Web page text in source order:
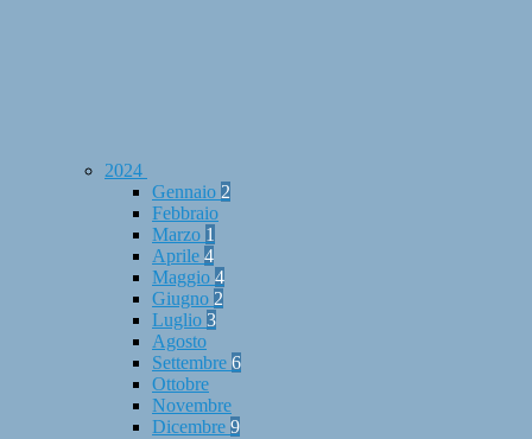
2024
Gennaio 2
Febbraio
Marzo 1
Aprile 4
Maggio 4
Giugno 2
Luglio 3
Agosto
Settembre 6
Ottobre
Novembre
Dicembre 9